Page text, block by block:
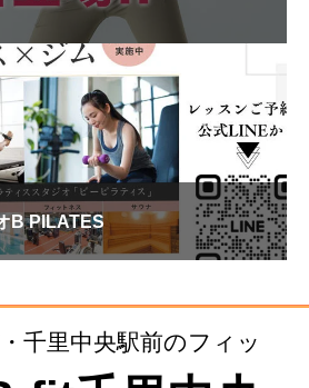
B PILATES
千里中央駅前のフィッ